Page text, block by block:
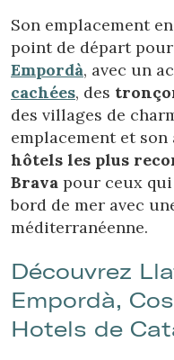
Son emplacement
point de départ
Empordà, avec un
cachées, des
des villages de
emplacement et son
hôtels les plus
Brava pour ceux
bord de mer avec
méditerranéenne.
Découvrez
Empordà,
Hotels de
Ce site Web utilise ses
informations afin
continuez à naviguer,
L'utilisateur a la
pouvant, s'il le souhaite,
disque dur, même s'il
action peut entraîner
site.
Analyse et
Ils permettent le suivi
utilisateurs de ce site.
type de cookies sont
Web pour l'élaboration
l'analyse des données
utilisateurs du service. .
sauvegarder les
pour améliorer la
meilleure expérience